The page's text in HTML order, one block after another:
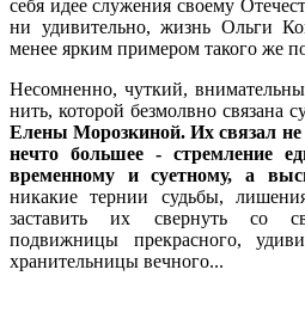
себя идее служения своему
ни удивительно, жизнь Ольги
менее ярким примером такого же
Несомненно, чуткий,
нить, которой безмолвно связана
Елены Морозкиной. Их связал
нечто большее - стремление
временному и суетному, а
никакие тернии судьбы,
заставить их свернуть со
подвижницы прекрасного,
хранительницы вечного...